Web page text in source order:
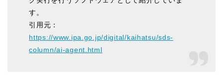
す。
引用元：
https://www.ipa.go.jp/digital/kaihatsu/sds-
column/ai-agent.html